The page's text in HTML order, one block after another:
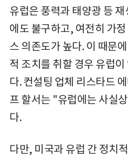
유럽은 풍력과 태양광 등
에도 불구하고, 여전히 가
스 의존도가 높다. 이 때문
적 조치를 취할 경우 유럽
다. 컨설팅 업체 리스타드
프 할서는 "유럽에는 사실
다.
다만, 미국과 유럽 간 정치